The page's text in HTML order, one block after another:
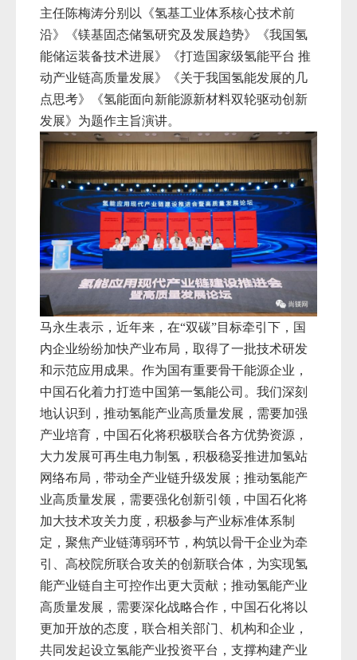
主任陈梅涛分别以《氢基工业体系核心技术前
沿》《镁基固态储氢研究及发展趋势》《我国氢
能储运装备技术进展》《打造国家级氢能平台 推
动产业链高质量发展》《关于我国氢能发展的几
点思考》《氢能面向新能源新材料双轮驱动创新
发展》为题作主旨演讲。
马永生表示，近年来，在“双碳”目标牵引下，国
内企业纷纷加快产业布局，取得了一批技术研发
和示范应用成果。作为国有重要骨干能源企业，
中国石化着力打造中国第一氢能公司。我们深刻
地认识到，推动氢能产业高质量发展，需要加强
产业培育，中国石化将积极联合各方优势资源，
大力发展可再生电力制氢，积极稳妥推进加氢站
网络布局，带动全产业链升级发展；推动氢能产
业高质量发展，需要强化创新引领，中国石化将
加大技术攻关力度，积极参与产业标准体系制
定，聚焦产业链薄弱环节，构筑以骨干企业为牵
引、高校院所联合攻关的创新联合体，为实现氢
能产业链自主可控作出更大贡献；推动氢能产业
高质量发展，需要深化战略合作，中国石化将以
更加开放的态度，联合相关部门、机构和企业，
共同发起设立氢能产业投资平台，支撑构建产业